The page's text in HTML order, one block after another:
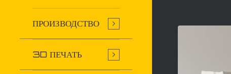
ПРОИЗВОДСТВО
3D ПЕЧАТЬ